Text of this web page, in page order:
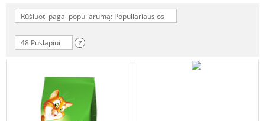
Rūšiuoti pagal populiarumą: Populiariausios
48 Puslapiui ?